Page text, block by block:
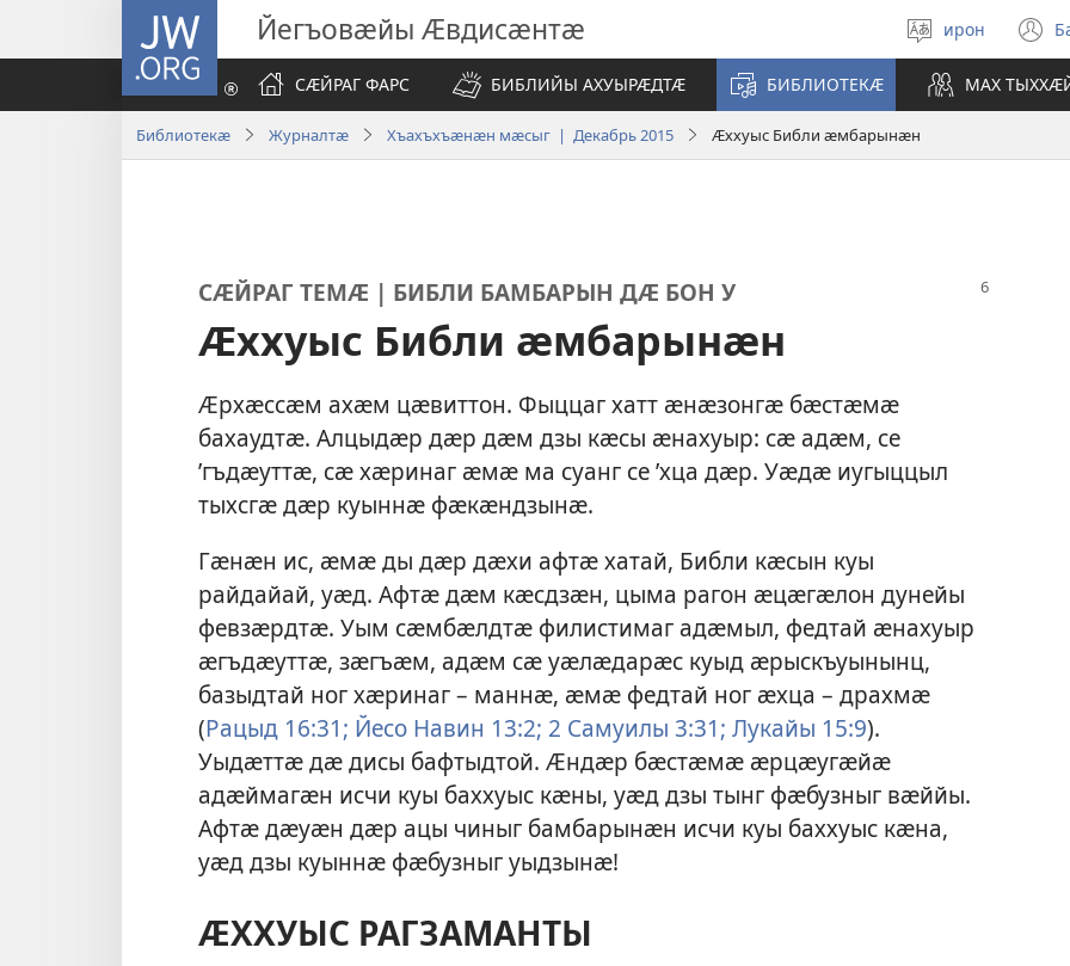
JW.ORG Йегъовӕйы Ӕвдисӕнтӕ
Ӕвзаг
равзар
ирон
СӔЙРАГ ФАРС
БИБЛИЙЫ АХУЫРӔДТӔ БИБЛИОТЕКӔ МАХ
Библиотекӕ Журналтӕ Хъахъхъӕнӕн мӕсыг | Декабрь 2015 Ӕххуыс Библи ӕмбарынӕн
СӔЙРАГ ТЕМӔ | БИБЛИ БАМБАРЫН ДӔ БОН У
Ӕххуыс Библи ӕмбарынӕн
Ӕрхӕссӕм ахӕм цӕвиттон. Фыццаг хатт ӕнӕзонгӕ бӕстӕмӕ
бахаудтӕ. Алцыдӕр дӕр дӕм дзы кӕсы ӕнахуыр: сӕ адӕм, се
’гъдӕуттӕ, сӕ хӕринаг ӕмӕ ма суанг се ’хца дӕр. Уӕдӕ иугыццыл
тыхсгӕ дӕр куыннӕ фӕкӕндзынӕ.
Гӕнӕн ис, ӕмӕ ды дӕр дӕхи афтӕ хатай, Библи кӕсын куы
райдайай, уӕд. Афтӕ дӕм кӕсдзӕн, цыма рагон ӕцӕгӕлон дунейы
февзӕрдтӕ. Уым сӕмбӕлдтӕ филистимаг адӕмыл, федтай ӕнахуыр
ӕгъдӕуттӕ, зӕгъӕм, адӕм сӕ уӕлӕдарӕс куыд ӕрыскъуынынц,
базыдтай ног хӕринаг – маннӕ, ӕмӕ федтай ног ӕхца – драхмӕ
(Рацыд 16:31; Йесо Навин 13:2; 2 Самуилы 3:31; Лукайы 15:9).
Уыдӕттӕ дӕ дисы бафтыдтой. Ӕндӕр бӕстӕмӕ ӕрцӕугӕйӕ
адӕймагӕн исчи куы баххуыс кӕны, уӕд дзы тынг фӕбузныг вӕййы.
Афтӕ дӕуӕн дӕр ацы чиныг бамбарынӕн исчи куы баххуыс кӕна,
уӕд дзы куыннӕ фӕбузныг уыдзынӕ!
ӔХХУЫС РАГЗАМАНТЫ